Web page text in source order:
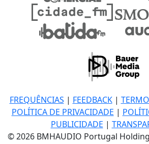
FREQUÊNCIAS | FEEDBACK|
POLÍTICA DE PRIVACIDADE |
PUBLICIDADE |
© 2026 BMHAUDIO Portugal